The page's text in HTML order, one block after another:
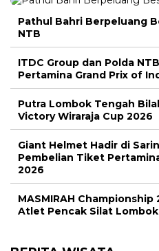
Pathul Bahri Berpeluang
NTB
ITDC Group dan Polda
Pertamina Grand Prix of
Putra Lombok Tengah
Victory Wiraraja Cup 2026
Giant Helmet Hadir di
Pembelian Tiket
2026
MASMIRAH
Atlet Pencak Silat